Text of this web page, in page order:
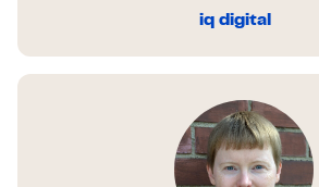
iq digital